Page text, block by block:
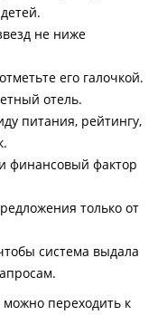
не ниже
его галочкой.
отель.
питания, рейтингу,
финансовый фактор
только от
система выдала
переходить к